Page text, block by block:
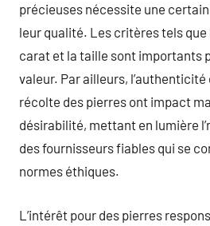
précieuses nécessite une
leur qualité. Les critères tels que
carat et la taille sont importants
valeur. Par ailleurs,
récolte des pierres ont impact
désirabilité, mettant en lumière
des fournisseurs fiables qui se
normes éthiques.
L’intérêt pour des pierres